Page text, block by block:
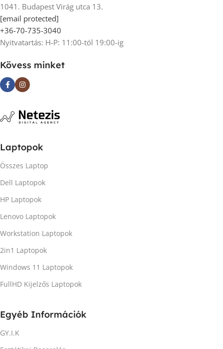
1041. Budapest Virág utca 13.
[email protected]
+36-70-735-3040
Nyitvatartás: H-P: 11:00-tól 19:00-ig
Kövess minket
Laptopok
Összes Laptop
Dell Laptopok
HP Laptopok
Lenovo Laptopok
Workstation Laptopok
2in1 Laptopok
Windows 11 Laptopok
FullHD Kijelzős Laptopok
Egyéb Információk
GY.I.K